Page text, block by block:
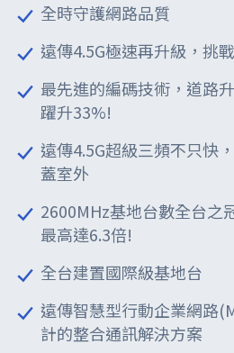
遠傳固網線路結合
方案
1. 以遠傳 MVPN 行動通訊服務
群組電信資費， 降低企業語音
2. 運用 IP-PBX，兩岸／國際
各據點之內部桌上電話與遠傳
Pots) 整合企業內部通訊，提
務，如
全時守護網路品質
遠傳4.5G極速再升級，挑
最先進的編碼技術，道路
躍升33%!
遠傳4.5G超級三頻不只快
蓋室外
2600MHz基地台數全台之
最高達6.3倍!
全台建置國際級基地台
遠傳智慧型行動企業網路
計的整合通訊解決方案